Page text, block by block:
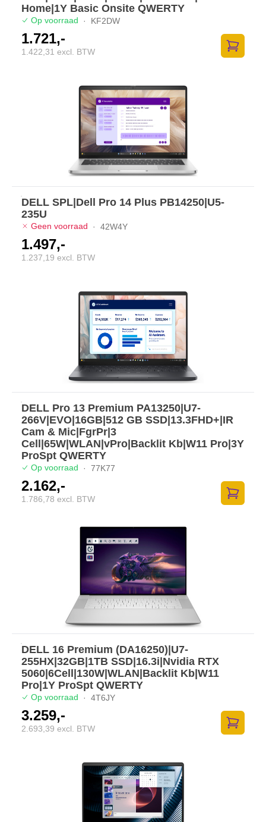
Home|1Y Basic Onsite QWERTY
Op voorraad · KF2DW
1.721,-
1.422,31 excl. BTW
DELL SPL|Dell Pro 14 Plus PB14250|U5-
235U
Geen voorraad · 42W4Y
1.497,-
1.237,19 excl. BTW
DELL Pro 13 Premium PA13250|U7-
266V|EVO|16GB|512 GB SSD|13.3FHD+|IR
Cam & Mic|FgrPr|3
Cell|65W|WLAN|vPro|Backlit Kb|W11 Pro|3Y
ProSpt QWERTY
Op voorraad · 77K77
2.162,-
1.786,78 excl. BTW
DELL 16 Premium (DA16250)|U7-
255HX|32GB|1TB SSD|16.3i|Nvidia RTX
5060|6Cell|130W|WLAN|Backlit Kb|W11
Pro|1Y ProSpt QWERTY
Op voorraad · 4T6JY
3.259,-
2.693,39 excl. BTW